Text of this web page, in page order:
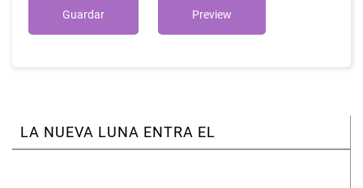
LA NUEVA LUNA ENTRA EL